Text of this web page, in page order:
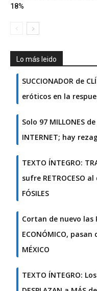
18%
Lo más leido
SUCCIONADOR de
eróticos en la
Solo 97 MILLONES
INTERNET; hay
TEXTO ÍNTEGRO:
sufre RETROCESO
FÓSILES
Cortan de nuevo las
ECONÓMICO,
MÉXICO
TEXTO ÍNTEGRO: